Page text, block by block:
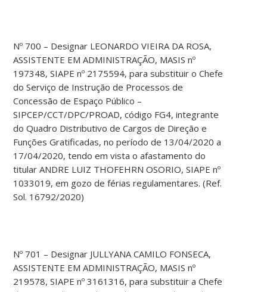
Nº 700 – Designar LEONARDO VIEIRA DA ROSA,
ASSISTENTE EM ADMINISTRAÇÃO, MASIS nº
197348, SIAPE nº 2175594, para substituir o Chefe
do Serviço de Instrução de Processos de
Concessão de Espaço Público –
SIPCEP/CCT/DPC/PROAD, código FG4, integrante
do Quadro Distributivo de Cargos de Direção e
Funções Gratificadas, no período de 13/04/2020 a
17/04/2020, tendo em vista o afastamento do
titular ANDRE LUIZ THOFEHRN OSORIO, SIAPE nº
1033019, em gozo de férias regulamentares. (Ref.
Sol. 16792/2020)
Nº 701 – Designar JULLYANA CAMILO FONSECA,
ASSISTENTE EM ADMINISTRAÇÃO, MASIS nº
219578, SIAPE nº 3161316, para substituir a Chefe